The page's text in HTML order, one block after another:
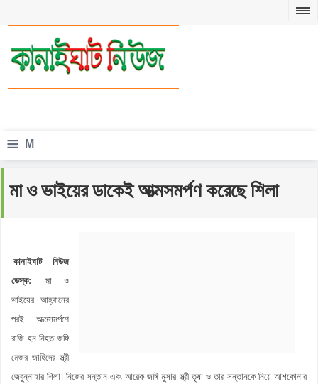
≡ M
n
মা ও ভাইয়ের ডাকেই আত্মসমর্পণ করেছে শিলা
কানাইঘাট নিউজ
ডেস্ক:
মা ও
ভাইয়ের আহ্বানের
পরই আত্মসমর্পণে
রাজি হন নিহত জঙ্গি
মেজর জাহিদের স্ত্রী
জেবুন্নাহার শিলা। নিজের সন্তান এবং আরেক জঙ্গি মুসার স্ত্রী তৃষা ও তার সন্তানকে নিয়ে আশকোনার